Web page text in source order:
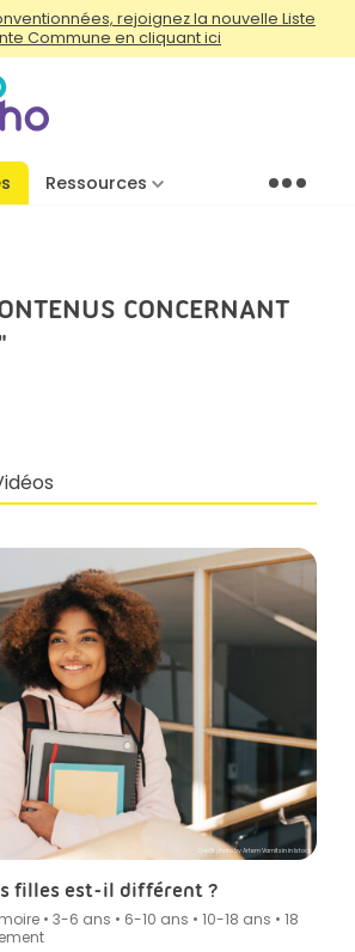
rejoignez la nouvelle Liste
Commune en cliquant ici
Ressources Menu
CONCERNANT
Crédit photo by Artem Varnitsin in Istock
filles est-il différent ?
• 3-6 ans • 6-10 ans • 10-18 ans • 18